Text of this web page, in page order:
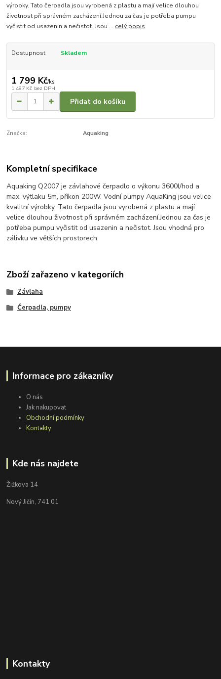
výrobky. Tato čerpadla jsou vyrobená z plastu a mají velice dlouhou
životnost při správném zacházení.Jednou za čas je potřeba pumpu
vyčistit od usazenin a nečistot. Jsou ... celý popis
Dostupnost Skladem
1 799 Kč/ks
1 487 Kč bez DPH
Přidat do košíku
Značka: Aquaking
Kompletní specifikace
Aquaking Q2007 je závlahové čerpadlo o výkonu 3600l/hod a
max. výtlaku 5m, příkon 200W.Vodní pumpy AquaKing jsou velice
kvalitní výrobky. Tato čerpadla jsou vyrobená z plastu a mají
velice dlouhou životnost při správném zacházení.Jednou za čas je
potřeba pumpu vyčistit od usazenin a nečistot. Jsou vhodná pro
zálivku ve větších prostorech.
Zboží zařazeno v kategoriích
Závlaha
Čerpadla, pumpy
Informace pro zákazníky
O nás
Jak nakupovat
Obchodní podmínky
Kontakty
Kde nás najdete
Žižkova 14
Nový Jičín, 741 01
Kontakty